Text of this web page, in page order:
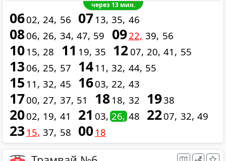
через 13 мин.
0602 24 56 07 13 35 46
0806 26 34 47 59 0922 39 56
10 15 28 11 19 35 12 07 20 41 55
1306 25 57 14 11 32 44 55
15 11 32 45 1603 22 43
1700 27 37 51 18 18 32 1938
2002 19 41 21 03 26 48 2207 32 49
23 15 37 58 00 18